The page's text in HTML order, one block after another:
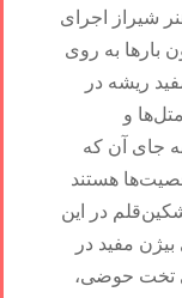
هنر شیراز اجرای
بارها به روی
ریشه در
و
جای آن که
هستند
در این
مفید در
تخت حوضی،